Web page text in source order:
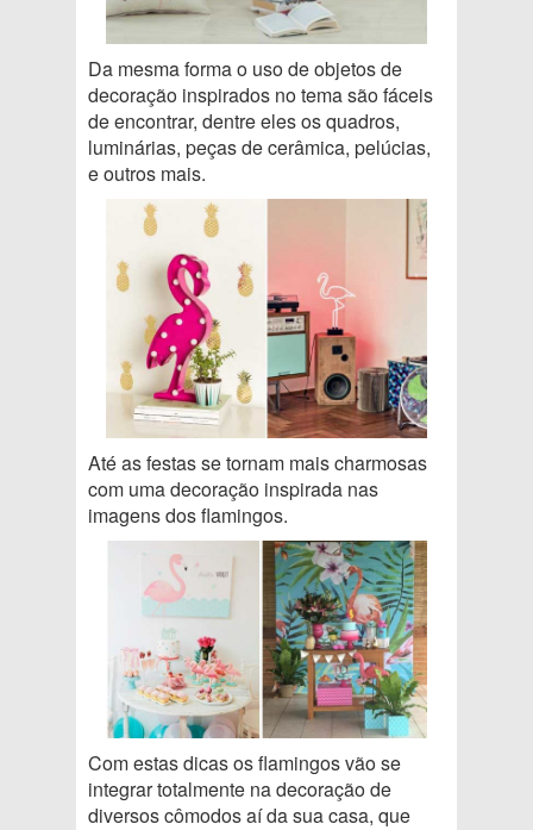
Da mesma forma o uso de objetos de
decoração inspirados no tema são fáceis
de encontrar, dentre eles os quadros,
luminárias, peças de cerâmica, pelúcias,
e outros mais.
Até as festas se tornam mais charmosas
com uma decoração inspirada nas
imagens dos flamingos.
Com estas dicas os flamingos vão se
integrar totalmente na decoração de
diversos cômodos aí da sua casa, que